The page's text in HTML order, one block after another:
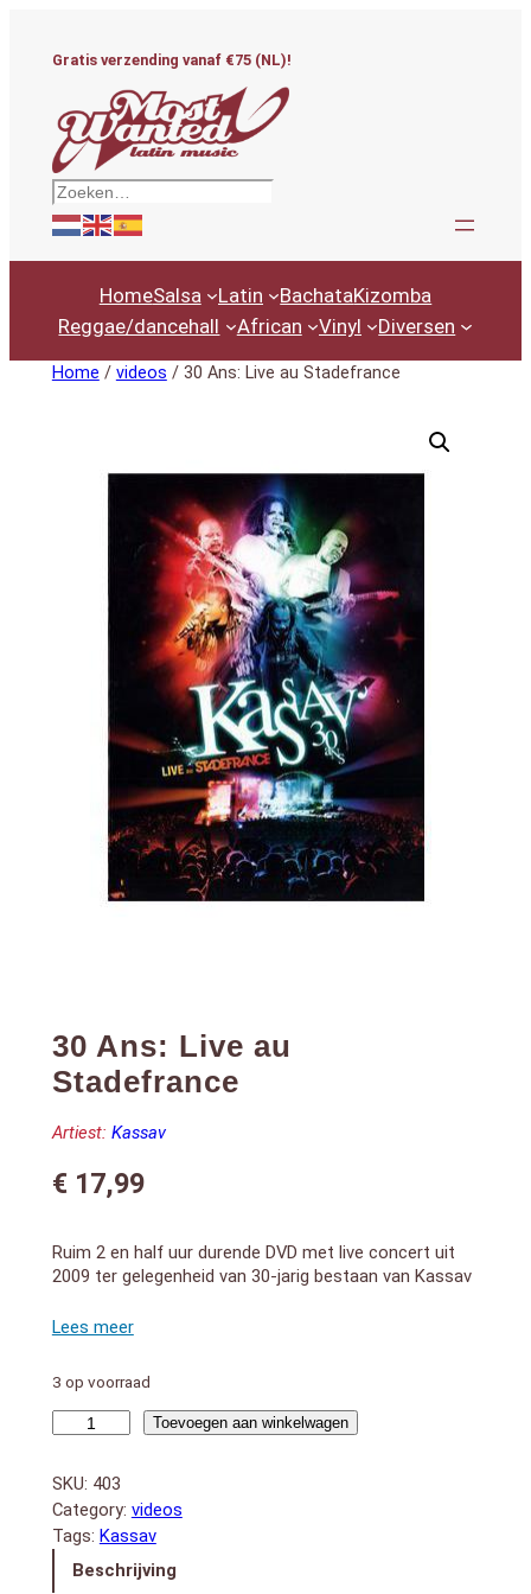
Gratis verzending vanaf €75 (NL)!
Zoeken
HomeSalsa Latin BachataKizomba
Reggae/dancehall
African Vinyl Diversen
Home / videos / 30 Ans: Live au Stadefrance
30 Ans: Live au
Stadefrance
Artiest: Kassav
€17,99
Ruim 2 en half uur durende DVD met live concert uit
2009 ter gelegenheid van 30-jarig bestaan van Kassav
75.000 bezoekers met een groot aantal gasten op het
digital in een super audio-video kwaliteit.
1. Gadé an ho
2. Ayen pa mol
3. Sé dam bonjou
5. Ou lé avec daly
6. Mové jou
7. Medley Mazouk > sos mémé > les années folles >
rikwazé`w > rachétchè
8. Kolé séré (avec Fanny J & Ralph Thamar)
3 op voorraad
Live
au
Stadefrance
aantal
Toevoegen aan winkelwagen
SKU: 403
Category: videos
Tags: Kassav
Beschrijving